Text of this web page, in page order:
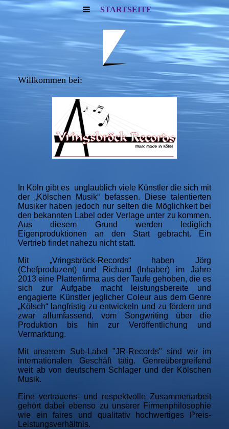
STARTSEITE
Willkommen bei:
In Köln gibt es unglaublich viele Künstler die sich mit
der „Kölschen Musik“ befassen. Diese talentierten
Musiker haben jedoch nur selten die Möglichkeit bei
den bekannten Label oder Verlage unter zu kommen.
Aus diesem Grund werden lediglich
Eigenproduktionen an den Start gebracht. Ein
Vertrieb findet nahezu nicht statt.
Mit „Vringsbröck-Records“ haben Jörg
(Chefproduzent) und Richard (Inhaber) im Jahre
2013 eine Plattenfirma aus der Taufe gehoben, die es
sich zur Aufgabe macht leistungsbereite und
engagierte Künstler jeglicher Coleur aus dem Genre
„Kölsch“ langfristig zu entwickeln und zu fördern und
zwar allumfassend, vom Songwriting über die
Produktion bis hin zur Veröffentlichung und
Vermarktung.
Mit unserem Sub-Label "JR-Records" sind wir im
internationalen Geschäft tätig. Genreübergreifend
weit ab von deutschem Schlager und der Kölschen
Musik.
Eine vertrauens- und respektvolle Zusammenarbeit
gehört dabei ebenso zu unserer Firmenphilosophie
wie ein faires und qualitativ hochwertiges Preis-
Leistungsverhältnis.